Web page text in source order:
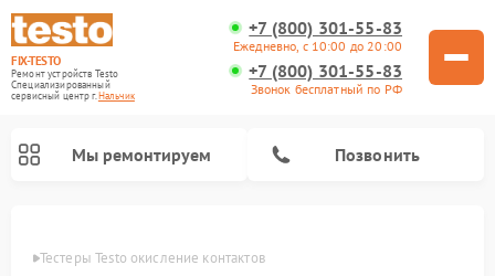
FIX-TESTO
Ремонт устройств Testo
Специализированный
cервисный центр г.Нальчик
+7 (800) 301-55-83
Ежедневно, с 10:00 до 20:00
+7 (800) 301-55-83
Звонок бесплатный по РФ
Мы ремонтируем Позвонить
Тестеры Testo окисление контактов